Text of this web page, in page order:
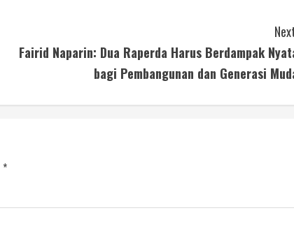
Fairid Naparin: Dua Raperda Harus Berdampak
bagi Pembangunan dan Generasi
*